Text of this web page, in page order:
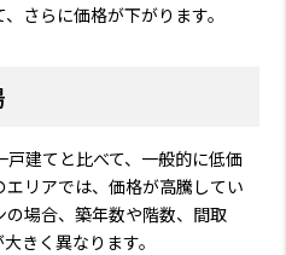
さらに価格が下がります。
建てと比べて、一般的に低価
リアでは、価格が高騰してい
場合、築年数や階数、間取
きく異なります。